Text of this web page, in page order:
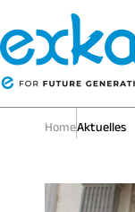
HomeAktuelles